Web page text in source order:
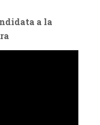
a la